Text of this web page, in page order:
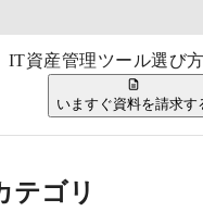
IT資産管理ツール選び
いますぐ資料を請求す
テゴリ